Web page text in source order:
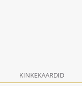
KINKEKAARDID